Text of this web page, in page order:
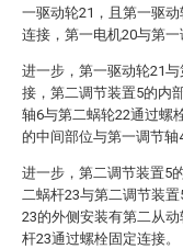
一驱动轮21，且第一驱
连接，第一电机20与第一
进一步，第一驱动轮21
接，第二调节装置5的内
轴6与第二蜗轮22通过螺
的中间部位与第一调节轴
进一步，第二调节装置5
二蜗杆23与第二调节装
23的外侧安装有第二从
杆23通过螺栓固定连接。